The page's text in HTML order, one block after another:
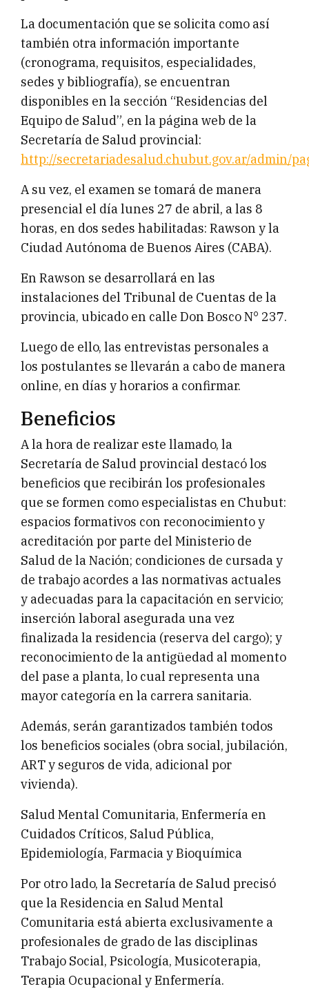
La documentación que se solicita como así
también otra información importante
(cronograma, requisitos, especialidades,
sedes y bibliografía), se encuentran
disponibles en la sección “Residencias del
Equipo de Salud”, en la página web de la
Secretaría de Salud provincial:
http://secretariadesalud.chubut.gov.ar/admin/
A su vez, el examen se tomará de manera
presencial el día lunes 27 de abril, a las 8
horas, en dos sedes habilitadas: Rawson y la
Ciudad Autónoma de Buenos Aires (CABA).
En Rawson se desarrollará en las
instalaciones del Tribunal de Cuentas de la
provincia, ubicado en calle Don Bosco N° 237.
Luego de ello, las entrevistas personales a
los postulantes se llevarán a cabo de manera
online, en días y horarios a confirmar.
Beneficios
A la hora de realizar este llamado, la
Secretaría de Salud provincial destacó los
beneficios que recibirán los profesionales
que se formen como especialistas en Chubut:
espacios formativos con reconocimiento y
acreditación por parte del Ministerio de
Salud de la Nación; condiciones de cursada y
de trabajo acordes a las normativas actuales
y adecuadas para la capacitación en servicio;
inserción laboral asegurada una vez
finalizada la residencia (reserva del cargo); y
reconocimiento de la antigüedad al momento
del pase a planta, lo cual representa una
mayor categoría en la carrera sanitaria.
Además, serán garantizados también todos
los beneficios sociales (obra social, jubilación,
ART y seguros de vida, adicional por
vivienda).
Salud Mental Comunitaria, Enfermería en
Cuidados Críticos, Salud Pública,
Epidemiología, Farmacia y Bioquímica
Por otro lado, la Secretaría de Salud precisó
que la Residencia en Salud Mental
Comunitaria está abierta exclusivamente a
profesionales de grado de las disciplinas
Trabajo Social, Psicología, Musicoterapia,
Terapia Ocupacional y Enfermería.